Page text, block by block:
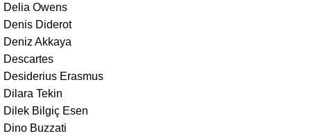
Delia Owens
Denis Diderot
Deniz Akkaya
Descartes
Desiderius Erasmus
Dilara Tekin
Dilek Bilgiç Esen
Dino Buzzati